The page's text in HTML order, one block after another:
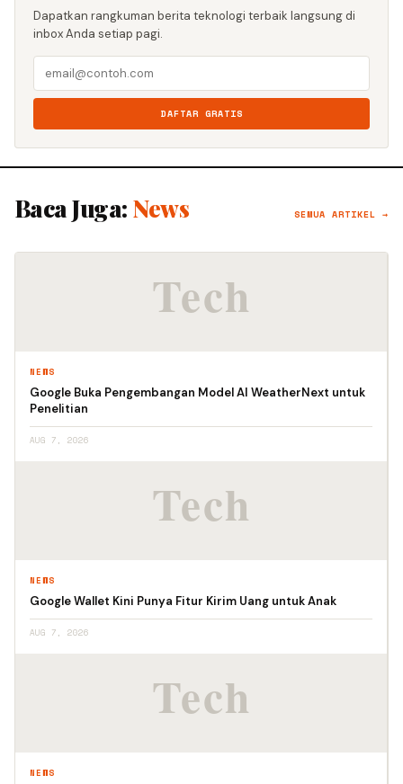
Dapatkan rangkuman berita teknologi terbaik langsung di
inbox Anda setiap pagi.
DAFTAR GRATIS
Baca Juga: News SEMUA ARTIKEL →
NEWS
Google Buka Pengembangan Model AI WeatherNext untuk
Penelitian
AUG 7, 2026
NEWS
Google Wallet Kini Punya Fitur Kirim Uang untuk Anak
AUG 7, 2026
NEWS